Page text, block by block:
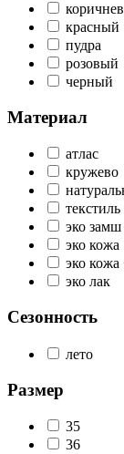
красный
пудра
розовый
черный
Материал
атлас
кружево
текстиль
эко замш
эко кожа
эко кожа
эко лак
Сезонность
лето
Размер
35
36